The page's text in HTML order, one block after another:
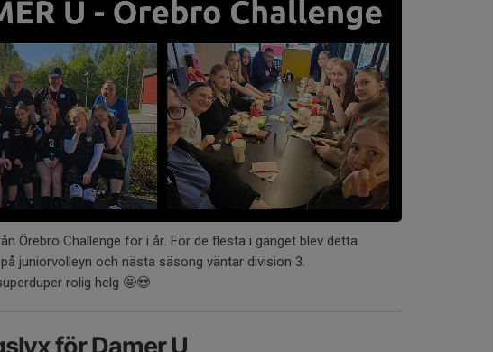
Örebro Challenge för i år. För de flesta i gänget blev detta
juniorvolleyn och nästa säsong väntar division 3.
rolig helg 🤩😍
för Damer U